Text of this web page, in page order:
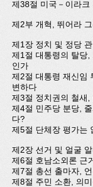
제38절 미국－이라
제2부 개혁, 뛰어라
제1장 정치 및 정당
제1절 대통령의 탈당,
인가
제2절 대통령 재신임
변하다
제3절 정치권의 철새,
제4절 민주당 분당,
다?
제5절 단체장 평가는
제2장 선거 및 얼굴
제6절 호남소외론 근
제7절 총선 출마자,
제8절 주민 소환, 의